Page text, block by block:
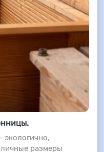
экологично,
размеры